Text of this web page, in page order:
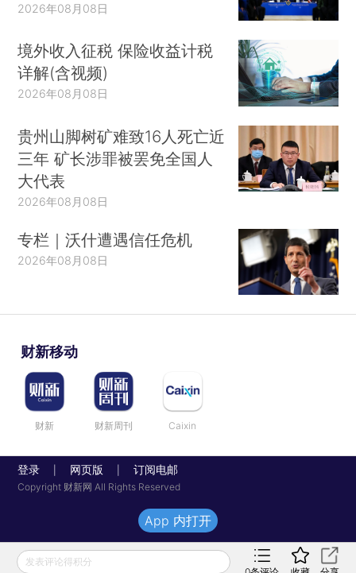
2026年08月08日
境外收入征税 保险收益计税
详解(含视频)
2026年08月08日
贵州山脚树矿难致16人死亡近
三年 矿长涉罪被罢免全国人
大代表
2026年08月08日
专栏｜沃什遭遇信任危机
2026年08月08日
财新移动
财新 财新周刊 Caixin
登录 网页版 订阅电邮
Copyright 财新网 All Rights Reserved
发表评论得积分
App 内打开